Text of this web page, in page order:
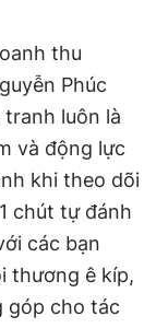
thu
Phúc
luôn là
và động lực
khi theo dõi
chút tự đánh
các bạn
thương ê kíp,
góp cho tác